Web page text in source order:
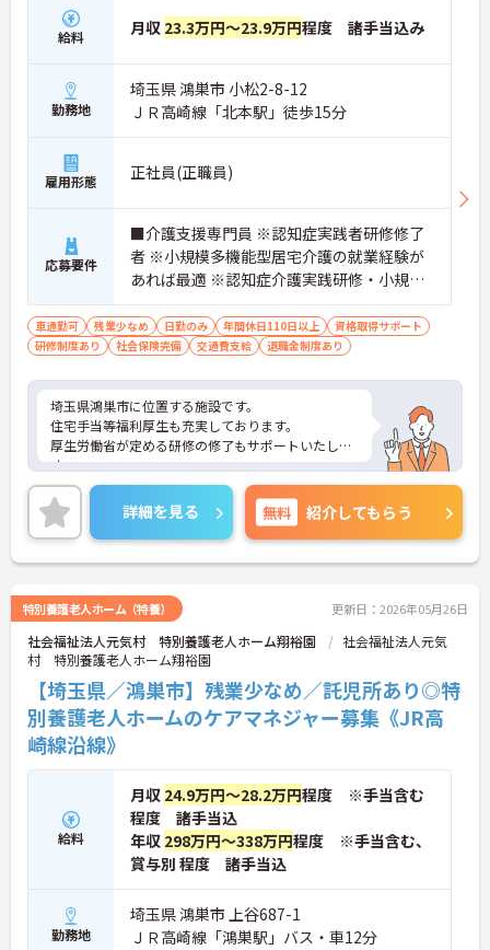
★おすすめPOINT★
・広域支援員として複数のホームを巡るため、各ホ
ームのパートスタッフの教育やサポートにも携わる
ことができ、現場の介助業務にとどまらず、施設運
営や人材育成の視点を養うことで、将来のエリアマ
ネージャー候補としてのステップアップに直結しま
があり、20代から60代まで幅広い年代が活躍してい
ます。年間休日も114日確保されているため、無理
なく長期的なキャリアを築いていただけます。
・全施設がバリアフリー設計かつ最新設備を備えて
おり、清潔感にあふれた美しい環境です。ハード面
に加え、ソフト面でも「献立の事前決定・レシピ完
備」により現場の負担が大幅に軽減されています。
ご利用者様の安全性はもちろん、働くスタッフにと
っても身体的負担が少なく、高いモチベーションを
保って業務に集中できます。
給料 月収 23.3万円～23.9万円程度 諸手当込み
勤務地
埼玉県 鴻巣市 小松2-8-12
ＪＲ高崎線「北本駅」徒歩15分
雇用形態 正社員(正職員)
応募要件
■介護支援専門員 ※認知症実践者研修修了
者 ※小規模多機能型居宅介護の就業経験が
あれば最適 ※認知症介護実践研修・小規模
多機能計画作成担当があれば尚可
車通勤可 残業少なめ 日勤のみ 年間休日110日以上
資格取得サポート
研修制度あり
社会保険完備 交通費支給 退職金制度あり
埼玉県鴻巣市に位置する施設です。
住宅手当等福利厚生も充実しております。
厚生労働省が定める研修の修了もサポートいたしま
す。
ご興味ある方には、面接対策ポイントなど、さらに
詳細をお話しいたしますのでお気軽にご相談くださ
い！
詳細を見る 無料 紹介してもらう
特別養護老人ホーム（特養） 更新日：2026年05月26日
社会福祉法人元気村 特別養護老人ホーム翔裕園
社会福祉法人元気
村 特別養護老人ホーム翔裕園
【埼玉県／鴻巣市】残業少なめ／託児所あり◎特
別養護老人ホームのケアマネジャー募集《JR高
崎線沿線》
給料
月収 24.9万円～28.2万円程度 ※手当含む
程度 諸手当込
年収 298万円～338万円程度 ※手当含む、
賞与別 程度 諸手当込
勤務地
埼玉県 鴻巣市 上谷687-1
ＪＲ高崎線「鴻巣駅」バス・車12分